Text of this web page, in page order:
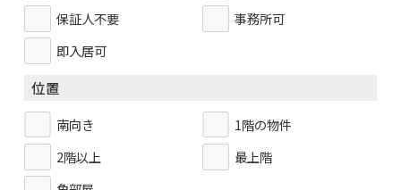
保証人不要
事務所可
即入居可
位置
南向き
1階の物件
2階以上
最上階